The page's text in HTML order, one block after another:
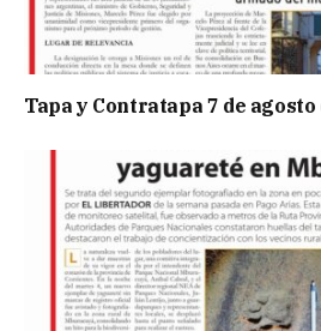
Tapa y Contratapa 7 de agosto